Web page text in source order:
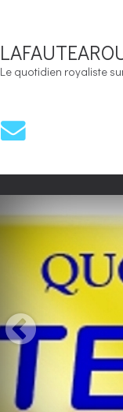
Le quotidien royaliste